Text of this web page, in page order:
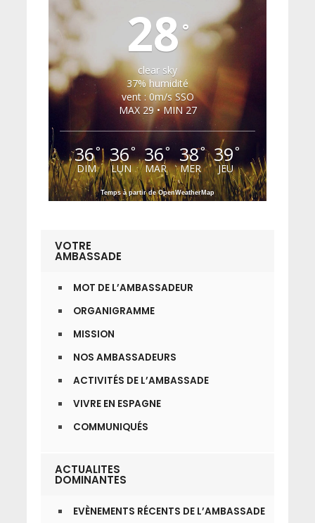
28°
clear sky
37% humidité
vent : 0m/s SSO
MAX 29 • MIN 27
36°
DIM
36°
LUN
36°
MAR
38°
MER
39°
JEU
Temps à partir de OpenWeatherMap
VOTRE
AMBASSADE
MOT DE L’AMBASSADEUR
ORGANIGRAMME
MISSION
NOS AMBASSADEURS
ACTIVITÉS DE L’AMBASSADE
VIVRE EN ESPAGNE
COMMUNIQUÉS
ACTUALITES
DOMINANTES
EVÈNEMENTS RÉCENTS DE L’AMBASSADE